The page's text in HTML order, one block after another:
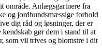
område. Anlægsgartnere fra
og jordbundsmæssige forhold
dig råd og løsninger, der er
gør dem i stand til at
som vil trives og blomstre i dit